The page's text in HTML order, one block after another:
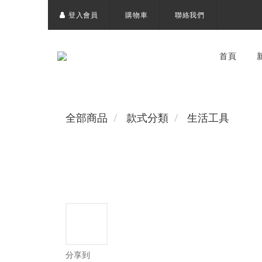
登入會員 購物車 聯絡我們
首頁
全部商品 款式分類 生活工具
分享到